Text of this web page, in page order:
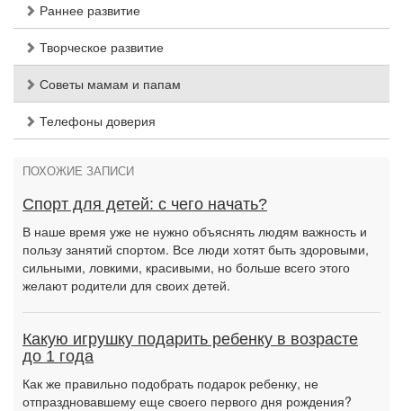
Раннее развитие
Творческое развитие
Советы мамам и папам
Телефоны доверия
ПОХОЖИЕ ЗАПИСИ
Спорт для детей: с чего начать?
В наше время уже не нужно объяснять людям важность и
пользу занятий спортом. Все люди хотят быть здоровыми,
сильными, ловкими, красивыми, но больше всего этого
желают родители для своих детей.
Какую игрушку подарить ребенку в возрасте
до 1 года
Как же правильно подобрать подарок ребенку, не
отпраздновавшему еще своего первого дня рождения?